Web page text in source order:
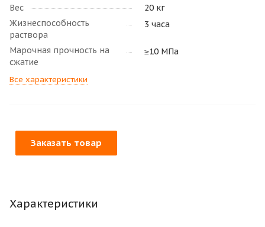
Вес
20 кг
Жизнеспособность
раствора
3 часа
Марочная прочность на
сжатие
≥10 МПа
Все характеристики
Заказать товар
Характеристики